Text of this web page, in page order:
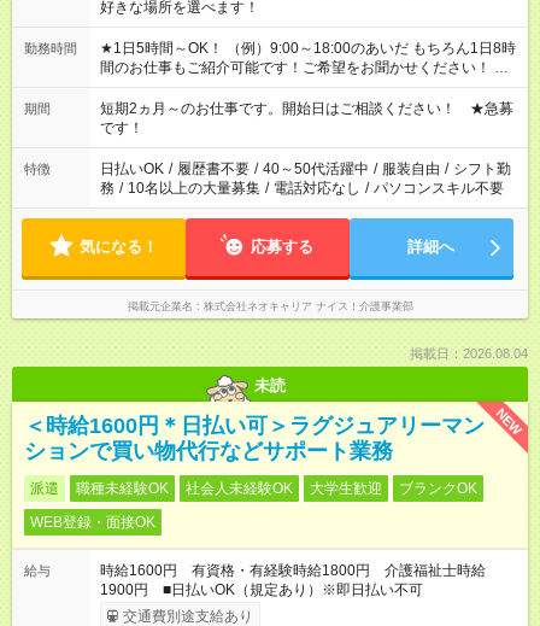
好きな場所を選べます！
勤務時間
★1日5時間～OK！ （例）9:00～18:00のあいだ もちろん1日8時
間のお仕事もご紹介可能です！ご希望をお聞かせください！ ★
家庭の都合でお休みが必要な場合も遠慮なくご相談ください。
※週最低15時間以上の勤務が必要です
期間
短期2ヵ月～のお仕事です。開始日はご相談ください！ ★急募
です！
特徴 日払いOK / 履歴書不要 / 40～50代活躍中 / 服装自由 / シフト勤
務 / 10名以上の大量募集 / 電話対応なし / パソコンスキル不要
気になる！ 応募する 詳細へ
掲載元企業名 株式会社ネオキャリア ナイス！介護事業部
掲載日：2026.08.04
未読
NEW
＜時給1600円＊日払い可＞ラグジュアリーマン
ションで買い物代行などサポート業務
派遣 職種未経験OK 社会人未経験OK 大学生歓迎
ブランクOK
WEB登録・面接OK
給与
時給1600円 有資格・有経験時給1800円 介護福祉士時給
1900円 ■日払いOK（規定あり）※即日払い不可
交通費別途支給あり